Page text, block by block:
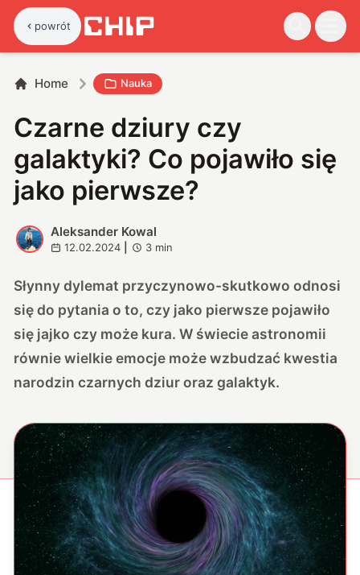
powrót
Home Nauka
Czarne dziury czy
galaktyki? Co pojawiło się
jako pierwsze?
A
Aleksander Kowal
12.02.2024 3 min
Słynny dylemat przyczynowo-skutkowo odnosi
się do pytania o to, czy jako pierwsze pojawiło
się jajko czy może kura. W świecie astronomii
równie wielkie emocje może wzbudzać kwestia
narodzin czarnych dziur oraz galaktyk.